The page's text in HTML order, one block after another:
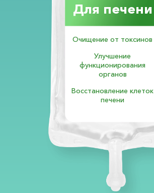
Для печени
Очищение от токсинов
Улучшение
функционирования
органов
Восстановление клеток
печени